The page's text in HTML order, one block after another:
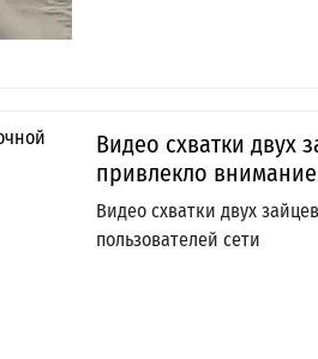
Видео схватки двух
привлекло
Видео схватки двух
пользователей сети